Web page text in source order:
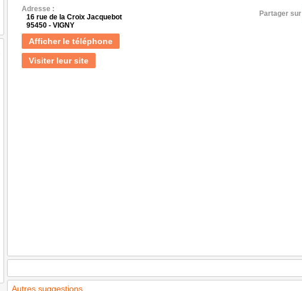
Adresse :
16 rue de la Croix Jacquebot
95450 - VIGNY
Afficher le téléphone
Visiter leur site
Partager sur
Autres suggestions